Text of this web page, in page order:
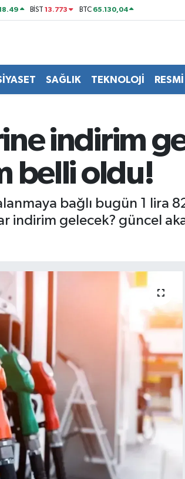
BİST13.773 BTC 65.130,04
SAĞLIK TEKNOLOJİ
indirim
belli oldu!
bağlı bugün 1 lira
gelecek? güncel